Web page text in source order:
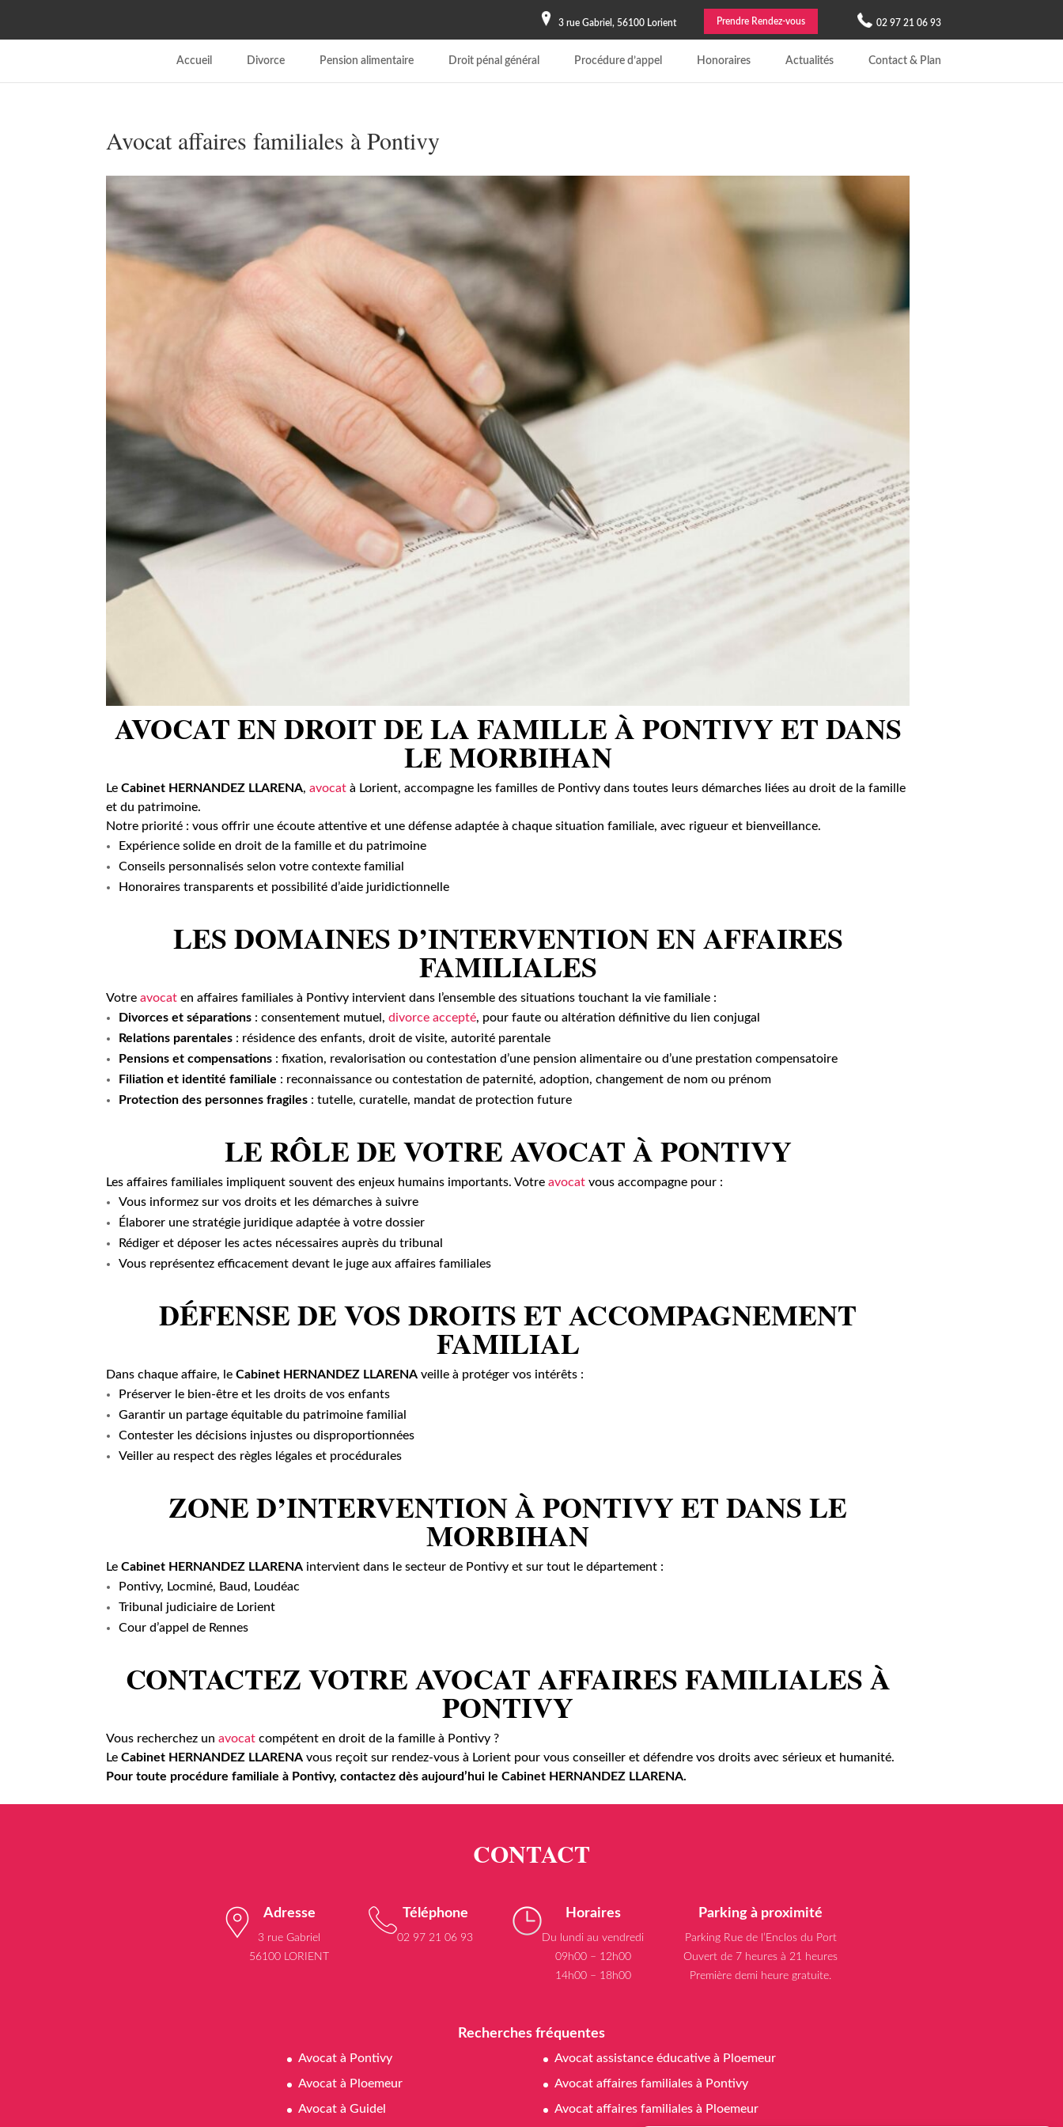
02 97 21 06 93
3 rue Gabriel, 56100 Lorient Prendre Rendez-vous
Accueil Divorce Pension alimentaire Droit pénal général Procédure d’appel Honoraires Actualités Contact & Plan
Avocat affaires familiales à Pontivy
AVOCAT EN DROIT DE LA FAMILLE À PONTIVY ET DANS
LE MORBIHAN
LeCabinet HERNANDEZ LLARENA,avocat à Lorient, accompagne les familles de Pontivy dans toutes leurs démarches liées au droit de la famille
et du patrimoine.
Notre priorité : vous offrir une écoute attentive et une défense adaptée à chaque situation familiale, avec rigueur et bienveillance.
Expérience solide en droit de la famille et du patrimoine
Conseils personnalisés selon votre contexte familial
Honoraires transparents et possibilité d’aide juridictionnelle
LES DOMAINES D’INTERVENTION EN AFFAIRES
FAMILIALES
Votreavocat en affaires familiales à Pontivy intervient dans l’ensemble des situations touchant la vie familiale :
Divorces et séparations : consentement mutuel,divorce accepté, pour faute ou altération définitive du lien conjugal
Relations parentales : résidence des enfants, droit de visite, autorité parentale
Pensions et compensations : fixation, revalorisation ou contestation d’une pension alimentaire ou d’une prestation compensatoire
Filiation et identité familiale : reconnaissance ou contestation de paternité, adoption, changement de nom ou prénom
Protection des personnes fragiles : tutelle, curatelle, mandat de protection future
LE RÔLE DE VOTRE AVOCAT À PONTIVY
Les affaires familiales impliquent souvent des enjeux humains importants. Votreavocat vous accompagne pour :
Vous informez sur vos droits et les démarches à suivre
Élaborer une stratégie juridique adaptée à votre dossier
Rédiger et déposer les actes nécessaires auprès du tribunal
Vous représentez efficacement devant le juge aux affaires familiales
DÉFENSE DE VOS DROITS ET ACCOMPAGNEMENT
FAMILIAL
Dans chaque affaire, leCabinet HERNANDEZ LLARENA veille à protéger vos intérêts :
Préserver le bien-être et les droits de vos enfants
Garantir un partage équitable du patrimoine familial
Contester les décisions injustes ou disproportionnées
Veiller au respect des règles légales et procédurales
ZONE D’INTERVENTION À PONTIVY ET DANS LE
MORBIHAN
LeCabinet HERNANDEZ LLARENA intervient dans le secteur de Pontivy et sur tout le département :
Pontivy, Locminé, Baud, Loudéac
Tribunal judiciaire de Lorient
Cour d’appel de Rennes
CONTACTEZ VOTRE AVOCAT AFFAIRES FAMILIALES À
PONTIVY
Vous recherchez unavocat compétent en droit de la famille à Pontivy ?
LeCabinet HERNANDEZ LLARENA vous reçoit sur rendez-vous à Lorient pour vous conseiller et défendre vos droits avec sérieux et humanité.
Pour toute procédure familiale à Pontivy, contactez dès aujourd’hui le Cabinet HERNANDEZ LLARENA.
Adresse
3 rue Gabriel
56100 LORIENT
Téléphone
02 97 21 06 93
Horaires
Du lundi au vendredi
09h00 – 12h00
14h00 – 18h00
Parking à proximité
Parking Rue de l’Enclos du Port
Ouvert de 7 heures à 21 heures
Première demi heure gratuite.
Recherches fréquentes
Avocat à Pontivy
Avocat à Ploemeur
Avocat à Guidel
Avocat assistance éducative à Ploemeur
Avocat affaires familiales à Pontivy
Avocat affaires familiales à Ploemeur